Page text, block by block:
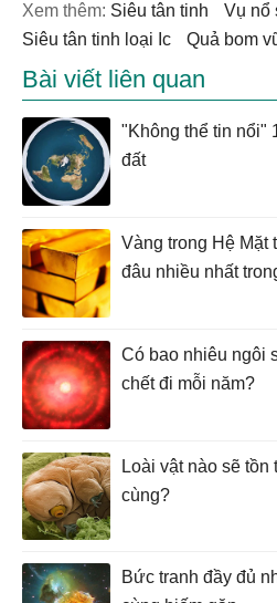
Xem thêm: siêu tân tinh
vụ
Siêu tân tinh loại Ic
quả bom
Bài viết liên quan
"Không thể tin nổi"
đất
Vàng trong Hệ Mặt
đâu nhiều nhất
Có bao nhiêu ngôi
chết đi mỗi năm?
Loài vật nào sẽ tồn
cùng?
Bức tranh đầy đủ